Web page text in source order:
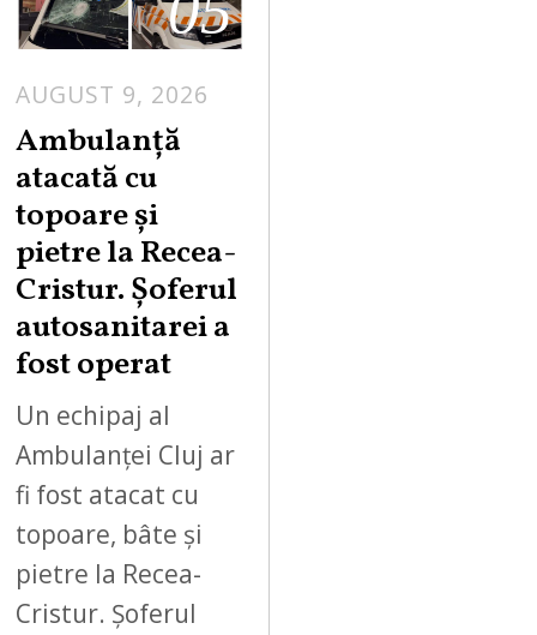
AUGUST 9, 2026
Ambulanță
atacată cu
topoare și
pietre la Recea-
Cristur. Șoferul
autosanitarei a
fost operat
Un echipaj al
Ambulanței Cluj ar
fi fost atacat cu
topoare, bâte și
pietre la Recea-
Cristur. Șoferul